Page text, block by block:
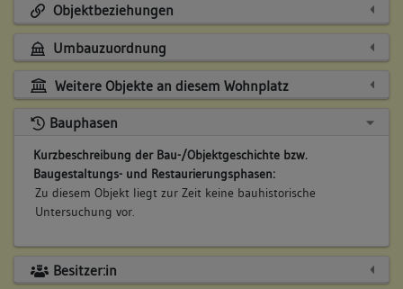
Objektbeziehungen
Umbauzuordnung
Weitere Objekte an diesem Wohnplatz
Bauphasen
Kurzbeschreibung der Bau-/Objektgeschichte bzw.
Baugestaltungs- und Restaurierungsphasen:
Zu diesem Objekt liegt zur Zeit keine bauhistorische
Untersuchung vor.
Besitzer:in